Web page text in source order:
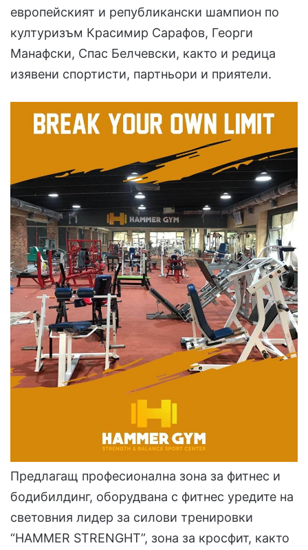
европейският и републикански шампион по
културизъм Красимир Сарафов, Георги
Манафски, Спас Белчевски, както и редица
изявени спортисти, партньори и приятели.
Предлагащ професионална зона за фитнес и
бодибилдинг, оборудвана с фитнес уредите на
световния лидер за силови тренировки
“HAMMER STRENGHT”, зона за кросфит, както